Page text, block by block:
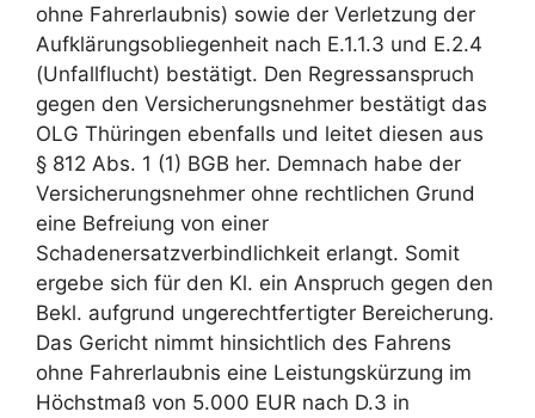
ohne Fahrerlaubnis) sowie der Verletzung der
Aufklärungsobliegenheit nach E.1.1.3 und E.2.4
(Unfallflucht) bestätigt. Den Regressanspruch
gegen den Versicherungsnehmer bestätigt das
OLG Thüringen ebenfalls und leitet diesen aus
§ 812 Abs. 1 (1) BGB her. Demnach habe der
Versicherungsnehmer ohne rechtlichen Grund
eine Befreiung von einer
Schadenersatzverbindlichkeit erlangt. Somit
ergebe sich für den Kl. ein Anspruch gegen den
Bekl. aufgrund ungerechtfertigter Bereicherung.
Das Gericht nimmt hinsichtlich des Fahrens
ohne Fahrerlaubnis eine Leistungskürzung im
Höchstmaß von 5.000 EUR nach D.3 in